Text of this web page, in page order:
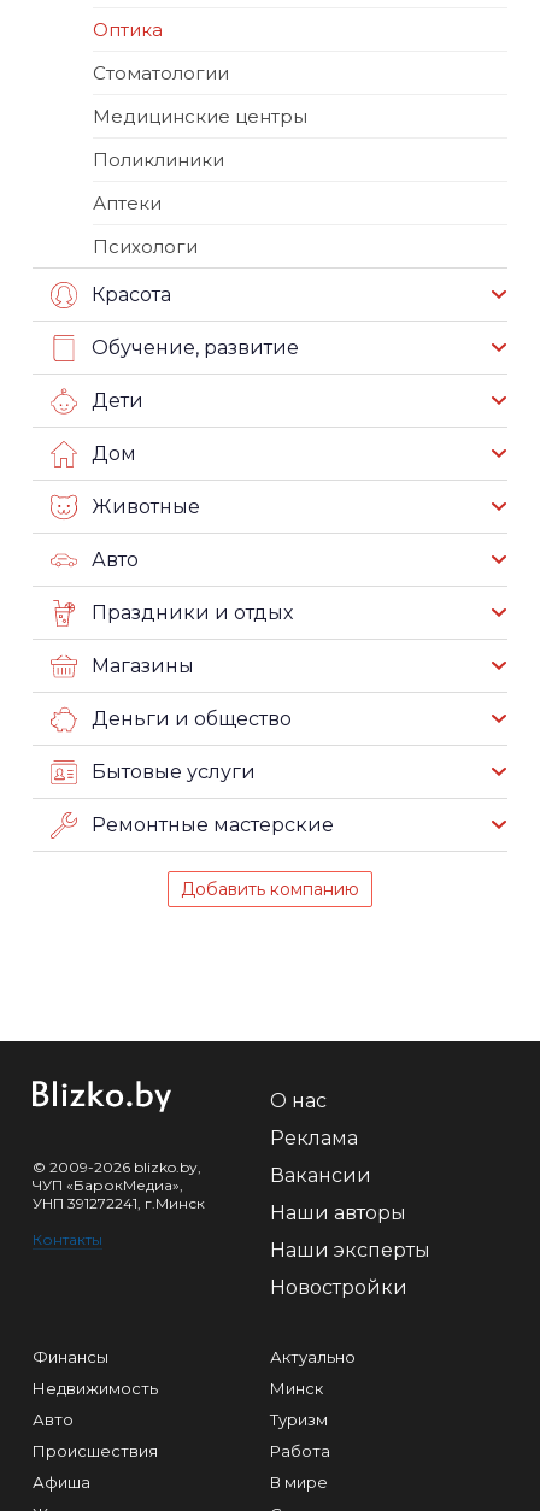
Оптика
Стоматологии
Медицинские центры
Поликлиники
Аптеки
Психологи
Красота
Обучение, развитие
Дети
Дом
Животные
Авто
Праздники и отдых
Магазины
Деньги и общество
Бытовые услуги
Ремонтные мастерские
Добавить компанию
© 2009-2026 blizko.by,
ЧУП «БарокМедиа»,
УНП 391272241, г.Минск
Контакты
О нас
Реклама
Вакансии
Наши авторы
Наши эксперты
Новостройки
Финансы
Недвижимость
Авто
Происшествия
Афиша
Актуально
Минск
Туризм
Работа
В мире